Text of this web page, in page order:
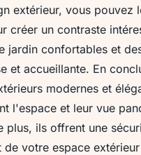
extérieur, vous pouvez
créer un contraste
jardin confortables et
et accueillante. En
modernes et
l'espace et leur vue
plus, ils offrent une
de votre espace